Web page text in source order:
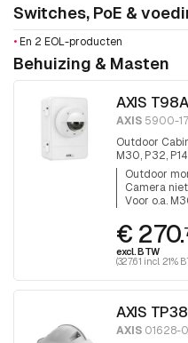
Switches, PoE &
• En 2 EOL-producten
Behuizing & Masten
AXIS
AXIS 5900-
Outdoor
M30, P32,
inbegrepen).
Outdoor
Camera
Voor o.a.
€
excl. BTW
(327.61 incl. 21%
AXIS
AXIS 01628-